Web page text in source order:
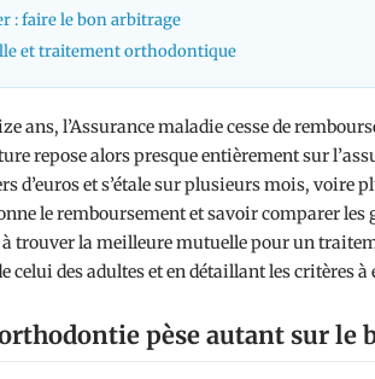
: faire le bon arbitrage
et traitement orthodontique
ans, l’Assurance maladie cesse de
repose alors presque entièrement sur
d’euros et s’étale sur plusieurs mois, voire
le remboursement et savoir comparer les
trouver la meilleure mutuelle pour un
celui des adultes et en détaillant les critères
pèse autant sur le